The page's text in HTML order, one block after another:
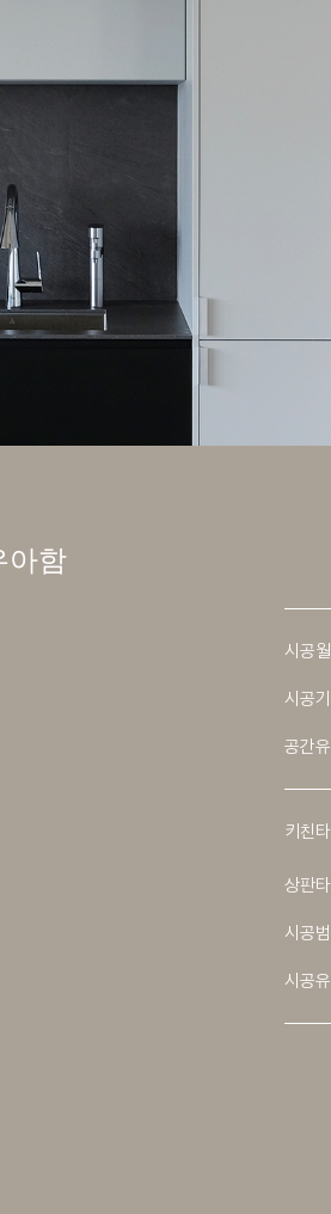
아함
시공월
시공
공간
키친
상판
시공범
시공